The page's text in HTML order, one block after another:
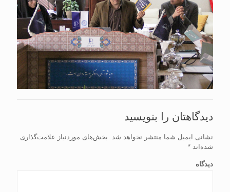
دیدگاهتان را بنویسید
نشانی ایمیل شما منتشر نخواهد شد.
بخش‌های موردنیاز علامت‌گذاری
شده‌اند *
دیدگاه